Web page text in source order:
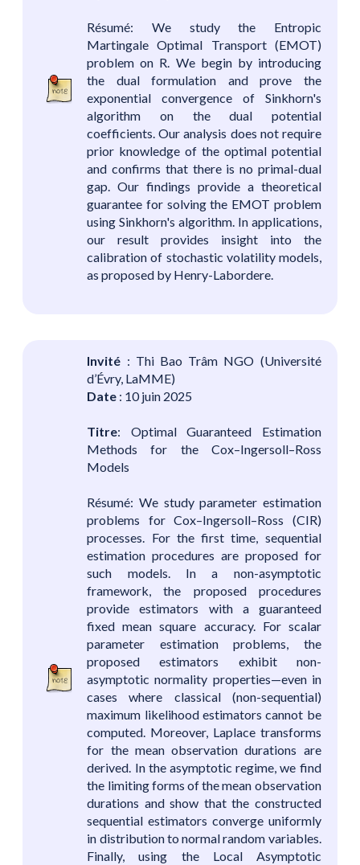
Résumé: We study the Entropic
Martingale Optimal Transport (EMOT)
problem on R. We begin by introducing
the dual formulation and prove the
exponential convergence of Sinkhorn's
algorithm on the dual potential
coefficients. Our analysis does not require
prior knowledge of the optimal potential
and confirms that there is no primal-dual
gap. Our findings provide a theoretical
guarantee for solving the EMOT problem
using Sinkhorn's algorithm. In applications,
our result provides insight into the
calibration of stochastic volatility models,
as proposed by Henry-Labordere.
Invité : Thi Bao Trâm NGO (Université
d’Évry, LaMME)
Date : 10 juin 2025
Titre: Optimal Guaranteed Estimation
Methods for the Cox–Ingersoll–Ross
Models
Résumé: We study parameter estimation
problems for Cox–Ingersoll–Ross (CIR)
processes. For the first time, sequential
estimation procedures are proposed for
such models. In a non-asymptotic
framework, the proposed procedures
provide estimators with a guaranteed
fixed mean square accuracy. For scalar
parameter estimation problems, the
proposed estimators exhibit non-
asymptotic normality properties—even in
cases where classical (non-sequential)
maximum likelihood estimators cannot be
computed. Moreover, Laplace transforms
for the mean observation durations are
derived. In the asymptotic regime, we find
the limiting forms of the mean observation
durations and show that the constructed
sequential estimators converge uniformly
in distribution to normal random variables.
Finally, using the Local Asymptotic